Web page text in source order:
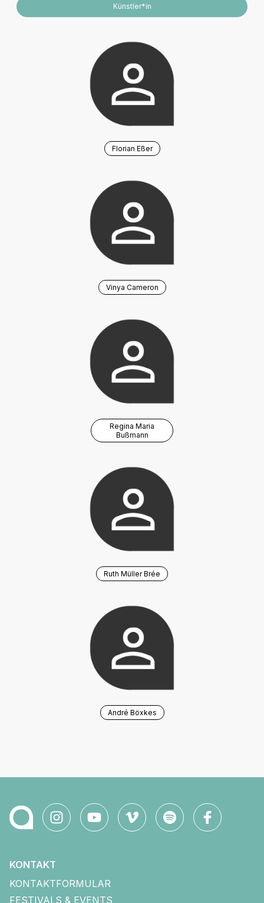
Künstler*in
Florian Eßer
Vinya Cameron
Regina Maria
Bußmann
Ruth Müller Brée
André Böxkes
KONTAKT
KONTAKTFORMULAR
FESTIVALS & EVENTS